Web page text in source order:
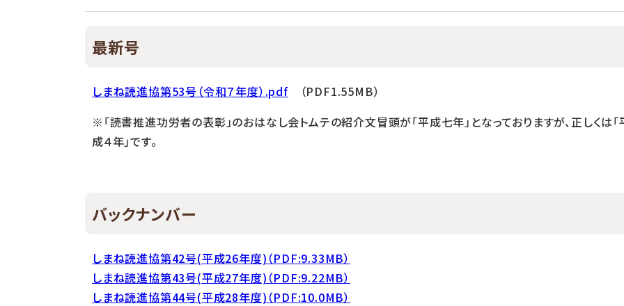
最新号
しまね読進協第53号（令和７年度）.pdf（PDF1.55MB）
※「読書推進功労者の表彰」のおはなし会トムテの紹介文冒頭が「平成七年」となっておりますが、正しくは「
成４年」です。
バックナンバー
しまね読進協第42号(平成26年度)（PDF:9.33MB）
しまね読進協第43号(平成27年度)（PDF:9.22MB）
しまね読進協第44号(平成28年度)（PDF:10.0MB）